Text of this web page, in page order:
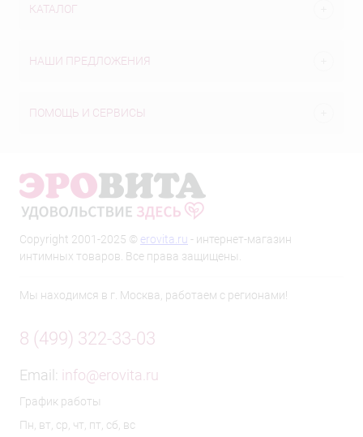
КАТАЛОГ
НАШИ ПРЕДЛОЖЕНИЯ
ПОМОЩЬ И СЕРВИСЫ
Copyright 2001-2025 © erovita.ru - интернет-магазин
интимных товаров. Все права защищены.
Мы находимся в г. Москва, работаем с регионами!
8 (499) 322-33-03
Email: info@erovita.ru
График работы
Пн, вт, ср, чт, пт, сб, вс